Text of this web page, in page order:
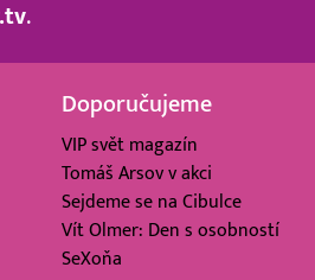
.
Doporučujeme
VIP svět magazín
Tomáš Arsov v akci
Sejdeme se na Cibulce
Vít Olmer: Den s osobností
SeXoňa